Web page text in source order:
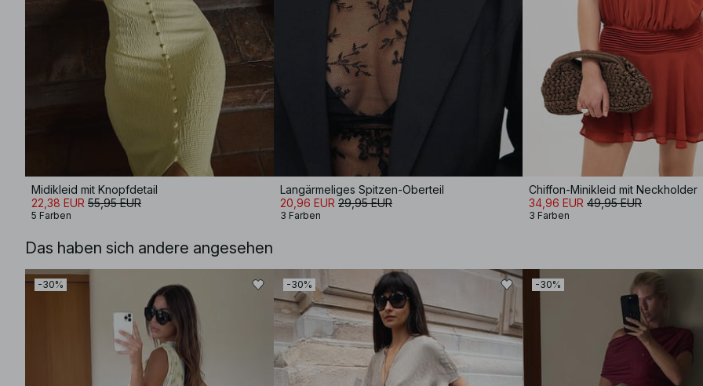
Midikleid mit Knopfdetail
22,38 EUR 55,95 EUR
5 Farben
Langärmeliges Spitzen-Oberteil
20,96 EUR 29,95 EUR
3 Farben
Chiffon-Minikleid mit Neckholder
34,96 EUR 49,95 EUR
3 Farben
Das haben sich andere angesehen
-30% -30% -30%